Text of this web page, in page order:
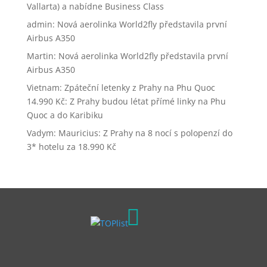
Vallarta) a nabídne Business Class
admin: Nová aerolinka World2fly představila první
Airbus A350
Martin: Nová aerolinka World2fly představila první
Airbus A350
Vietnam: Zpáteční letenky z Prahy na Phu Quoc
14.990 Kč: Z Prahy budou létat přímé linky na Phu
Quoc a do Karibiku
Vadym: Mauricius: Z Prahy na 8 nocí s polopenzí do
3* hotelu za 18.990 Kč
